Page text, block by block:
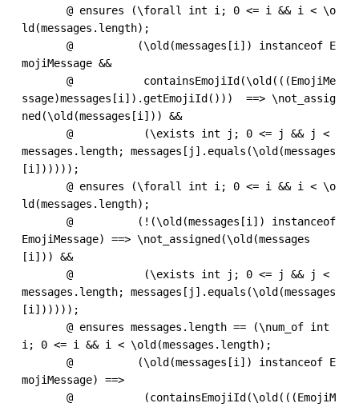
@ ensures (\forall int i; 0 <= i && i < \o
ld(messages.length);
@          (\old(messages[i]) instanceof E
mojiMessage &&
@           containsEmojiId(\old(((EmojiMe
ssage)messages[i]).getEmojiId()))  ==> \not_assig
ned(\old(messages[i])) &&
@           (\exists int j; 0 <= j && j <
messages.length; messages[j].equals(\old(messages
[i])))));
@ ensures (\forall int i; 0 <= i && i < \o
ld(messages.length);
@          (!(\old(messages[i]) instanceof
EmojiMessage) ==> \not_assigned(\old(messages
[i])) &&
@           (\exists int j; 0 <= j && j <
messages.length; messages[j].equals(\old(messages
[i])))));
@ ensures messages.length == (\num_of int
i; 0 <= i && i < \old(messages.length);
@          (\old(messages[i]) instanceof E
mojiMessage) ==>
@           (containsEmojiId(\old(((EmojiM